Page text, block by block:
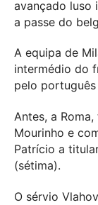
avançado luso
a passe do
A equipa de
intermédio do
pelo
Antes, a
Mourinho e
Patrício a
(sétima).
O sérvio